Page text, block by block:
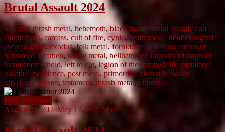
Brutal Assault 2024
bay area thrash metal, behemoth, black metal, brutal assault, cad
candlemass,carcass, cult of fire, cynic, death metal dödheimsgard
escuela grind, exodus,folk metal,forbidden, god is an astronaut
hatebreed, heathen, heavy metal, hellhammer, imperial triumphant
incantation, khold,left to die,legion of the damned lik metalcore
obscura pestilence,post metal,primordial,riverside, sadus,
satyricon,sinister,testament, thrash metal,vltimas
Show Reviews
August 31, 2024May 13, 2025Miro